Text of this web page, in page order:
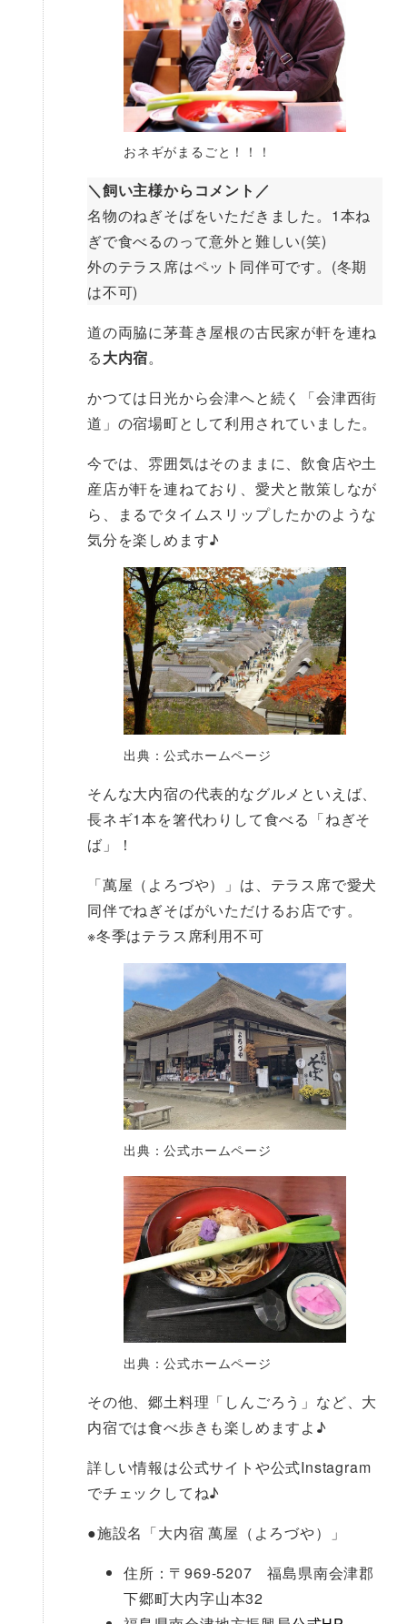
おネギがまるごと！！！
＼飼い主様からコメント／
名物のねぎそばをいただきました。1本ね
ぎで食べるのって意外と難しい(笑)
外のテラス席はペット同伴可です。(冬期
は不可)
道の両脇に茅葺き屋根の古民家が軒を連ね
る大内宿。
かつては日光から会津へと続く「会津西街
道」の宿場町として利用されていました。
今では、雰囲気はそのままに、飲食店や土
産店が軒を連ねており、愛犬と散策しなが
ら、まるでタイムスリップしたかのような
気分を楽しめます♪
出典：公式ホームページ
そんな大内宿の代表的なグルメといえば、
長ネギ1本を箸代わりして食べる「ねぎそ
ば」！
「萬屋（よろづや）」は、テラス席で愛犬
同伴でねぎそばがいただけるお店です。
※冬季はテラス席利用不可
出典：公式ホームページ
出典：公式ホームページ
その他、郷土料理「しんごろう」など、大
内宿では食べ歩きも楽しめますよ♪
詳しい情報は公式サイトや公式Instagram
でチェックしてね♪
●施設名「大内宿 萬屋（よろづや）」
住所：〒969-5207 福島県南会津郡
下郷町大内字山本32